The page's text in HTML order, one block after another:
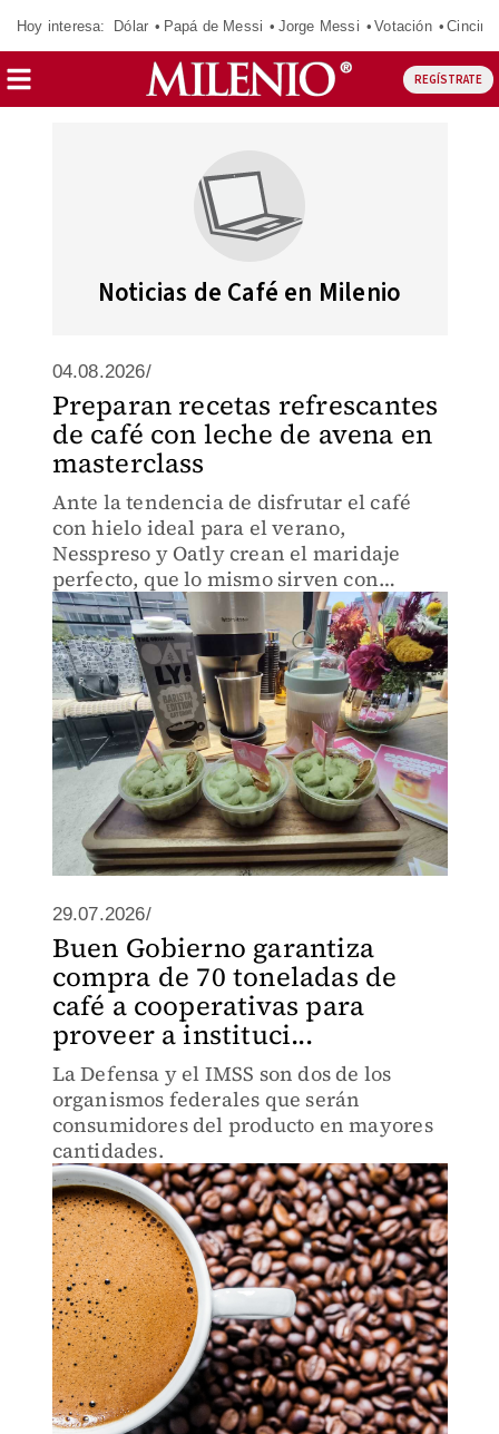
Hoy interesa: Dólar Papá de Messi Jorge Messi Votación
REGÍSTRATE
Noticias de Café en Milenio
04.08.2026/
Preparan recetas refrescantes
de café con leche de avena en
masterclass
Ante la tendencia de disfrutar el café
con hielo ideal para el verano,
Nesspreso y Oatly crean el maridaje
perfecto, que lo mismo sirven con
pitahaya, que con mango y coco
29.07.2026/
Buen Gobierno garantiza
compra de 70 toneladas de
café a cooperativas para
proveer a instituci...
La Defensa y el IMSS son dos de los
organismos federales que serán
consumidores del producto en mayores
cantidades.